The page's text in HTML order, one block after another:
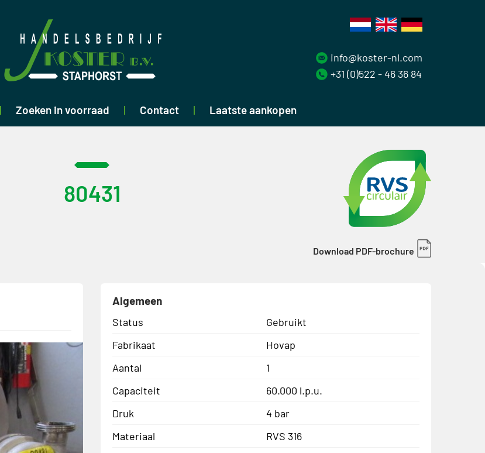
Zoeken in voorraad Contact Laatste aankopen
info@koster-nl.com
+31 (0)522 - 46 36 84
80431
Download PDF-brochure
Algemeen
Status
Gebruikt
Fabrikaat
Hovap
Aantal
1
Capaciteit
60.000 l.p.u.
Druk
4 bar
Materiaal
RVS 316